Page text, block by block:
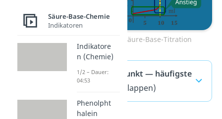
Zum Video: Säure-Base-Titration
Äquivalenzpunkt — häufigste
(ausklappen)
Säure-Base-Chemie
Indikatoren
Indikatore
n (Chemie)
1/2 – Dauer:
04:53
Phenolpht
halein